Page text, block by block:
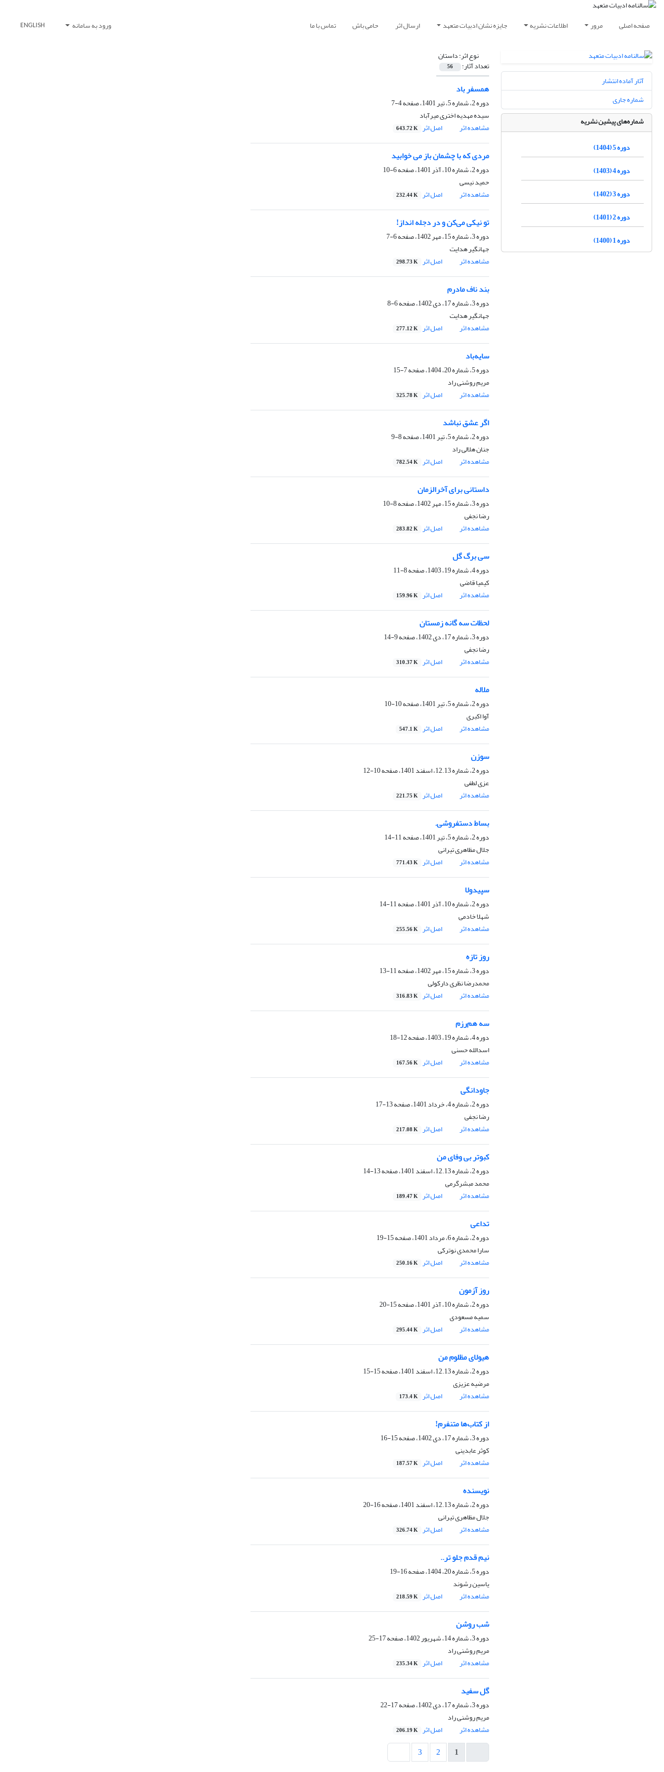
صفحه اصلی مرور اطلاعات نشریه جایزه نشان ادبیات متعهد ارسال اثر حامی باش تماس با ما ورود به سامانه ENGLISH
نوع اثر:داستان
تعداد آثار: 56
همسفر باد
دوره 2، شماره 5، تیر 1401، صفحه
4-7
سیده مهدیه اختری میرآباد
مشاهده اثر
اصل اثر 643.72 K
مردی که با چشمان باز می خوابید
دوره 2، شماره 10، آذر 1401، صفحه
6-10
حمید نیسی
مشاهده اثر
اصل اثر 232.44 K
تو نیکی می‌کن و در دجله انداز!
دوره 3، شماره 15، مهر 1402، صفحه
6-7
جهانگیر هدایت
مشاهده اثر
اصل اثر 298.73 K
بند ناف مادرم
دوره 3، شماره 17، دی 1402، صفحه
6-8
جهانگیر هدایت
مشاهده اثر
اصل اثر 277.12 K
سایه‌باد
دوره 5، شماره 20، 1404، صفحه
7-15
مریم روشنی راد
مشاهده اثر
اصل اثر 325.78 K
اگر عشق نباشد
دوره 2، شماره 5، تیر 1401، صفحه
8-9
جنان هلالی راد
مشاهده اثر
اصل اثر 782.54 K
داستانی برای آخرالزمان
دوره 3، شماره 15، مهر 1402، صفحه
8-10
رضا نجفی
مشاهده اثر
اصل اثر 283.82 K
سی برگ گل
دوره 4، شماره 19، 1403، صفحه
8-11
کیمیا قاضی
مشاهده اثر
اصل اثر 159.96 K
لحظات سه گانه زمستان
دوره 3، شماره 17، دی 1402، صفحه
9-14
رضا نجفی
مشاهده اثر
اصل اثر 310.37 K
ملاله
دوره 2، شماره 5، تیر 1401، صفحه
10-10
آوا اکبری
مشاهده اثر
اصل اثر 547.1 K
سوزن
دوره 2، شماره 12.13، اسفند 1401، صفحه
10-12
عزی لطفی
مشاهده اثر
اصل اثر 221.75 K
بساط دستفروشی.
دوره 2، شماره 5، تیر 1401، صفحه
11-14
جلال مظاهری تیرانی
مشاهده اثر
اصل اثر 771.43 K
سپیدولا
دوره 2، شماره 10، آذر 1401، صفحه
11-14
شهلا خادمی
مشاهده اثر
اصل اثر 255.56 K
روز تازه
دوره 3، شماره 15، مهر 1402، صفحه
11-13
محمدرضا نظری دارکولی
مشاهده اثر
اصل اثر 316.83 K
سه هم‌رزم
دوره 4، شماره 19، 1403، صفحه
12-18
اسدالله حسنی
مشاهده اثر
اصل اثر 167.56 K
جاودانگی
دوره 2، شماره 4، خرداد 1401، صفحه
13-17
رضا نجفی
مشاهده اثر
اصل اثر 217.08 K
کبوتر بی وفای من
دوره 2، شماره 12.13، اسفند 1401، صفحه
13-14
محمد مبشرگرمی
مشاهده اثر
اصل اثر 189.47 K
تداعی
دوره 2، شماره 6، مرداد 1401، صفحه
15-19
سارا محمدی نوترکی
مشاهده اثر
اصل اثر 250.16 K
روز آزمون
دوره 2، شماره 10، آذر 1401، صفحه
15-20
سمیه مسعودی
مشاهده اثر
اصل اثر 295.44 K
هیولای مظلوم من
دوره 2، شماره 12.13، اسفند 1401، صفحه
15-15
مرضیه عزیزی
مشاهده اثر
اصل اثر 173.4 K
از کتاب‌ها متنفرم!
دوره 3، شماره 17، دی 1402، صفحه
15-16
کوثر عابدینی
مشاهده اثر
اصل اثر 187.57 K
نویسنده
دوره 2، شماره 12.13، اسفند 1401، صفحه
16-20
جلال مظاهری تیرانی
مشاهده اثر
اصل اثر 326.74 K
نیم قدم جلو تر..
دوره 5، شماره 20، 1404، صفحه
16-19
یاسین رشوند
مشاهده اثر
اصل اثر 218.59 K
شب روشن
دوره 3، شماره 14، شهریور 1402، صفحه
17-25
مریم روشنی راد
مشاهده اثر
اصل اثر 235.34 K
گل سفید
دوره 3، شماره 17، دی 1402، صفحه
17-22
مریم روشنی راد
مشاهده اثر
اصل اثر 206.19 K
1
2
3
آثار آماده انتشار
شماره جاری
شماره‌های پیشین نشریه
دوره 5 (1404)
دوره 4 (1403)
دوره 3 (1402)
دوره 2 (1401)
دوره 1 (1400)